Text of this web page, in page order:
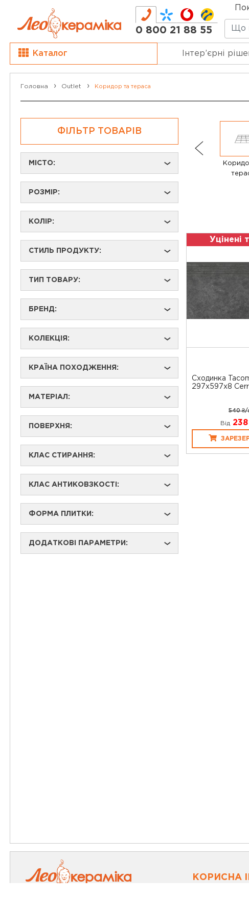
0 800 21 88 55
Каталог Інтер’єрні
Головна Outlet Коридор та тераса
ФІЛЬТР ТОВАРІВ
МІСТО: ›
РОЗМІР: ›
КОЛІР: ›
СТИЛЬ ПРОДУКТУ: ›
ТИП ТОВАРУ: ›
БРЕНД: ›
КОЛЕКЦІЯ: ›
КРАЇНА ПОХОДЖЕННЯ: ›
МАТЕРІАЛ: ›
ПОВЕРХНЯ: ›
КЛАС СТИРАННЯ: ›
КЛАС АНТИКОВЗКОСТІ: ›
ФОРМА ПЛИТКИ: ›
ДОДАТКОВІ ПАРАМЕТРИ: ›
Уцінені
Сходинка
297x597x8
540
Від 238
КОРИСНА